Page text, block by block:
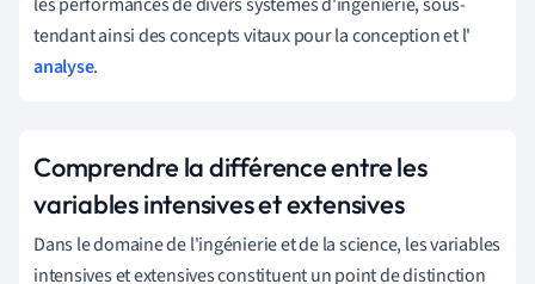
tendant ainsi des concepts vitaux pour la conception et l'
analyse.
Comprendre la différence entre les
variables intensives et extensives
Dans le domaine de l'ingénierie et de la science, les variables
intensives et extensives constituent un point de distinction